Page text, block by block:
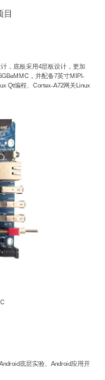
目
，底板采用4层板设计，更加
，并配备7英寸MIPI-
Qt编程、Cortex-A72网关Linux
底层实验、Android应用开